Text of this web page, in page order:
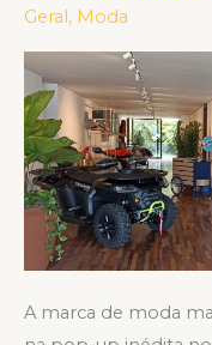
Geral , Moda
A marca de moda
Angra
dos
Reis
para
a
temporada
de
Verão